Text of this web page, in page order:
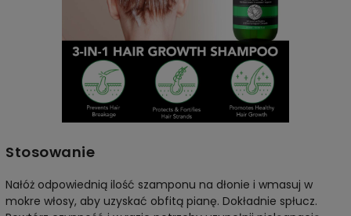
Stosowanie
Nałóż odpowiednią ilość szamponu na dłonie i wmasuj w
mokre włosy, aby uzyskać obfitą pianę. Dokładnie spłucz.